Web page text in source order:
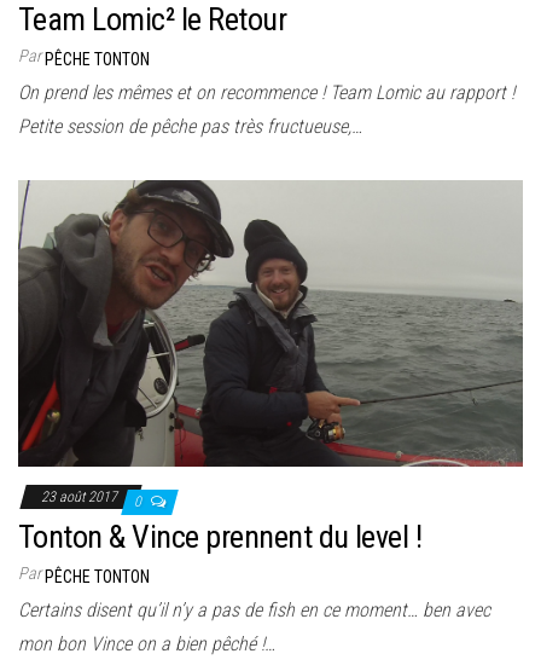
Team Lomic² le Retour
ParPÊCHE TONTON
On prend les mêmes et on recommence ! Team Lomic au rapport !
Petite session de pêche pas très fructueuse,…
23 août 2017 0
Tonton & Vince prennent du level !
ParPÊCHE TONTON
Certains disent qu’il n’y a pas de fish en ce moment… ben avec
mon bon Vince on a bien pêché !…